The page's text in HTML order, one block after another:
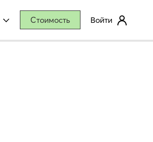
Стоимость Войти